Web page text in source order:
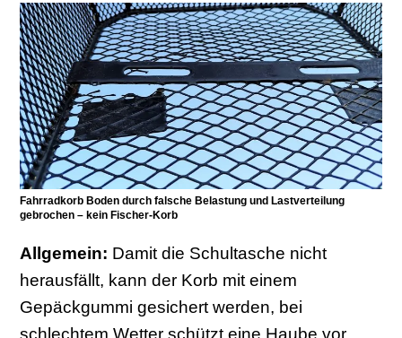
Fahrradkorb Boden durch falsche Belastung und Lastverteilung
gebrochen – kein Fischer-Korb
Allgemein: Damit die Schultasche nicht
herausfällt, kann der Korb mit einem
Gepäckgummi gesichert werden, bei
schlechtem Wetter schützt eine Haube vor